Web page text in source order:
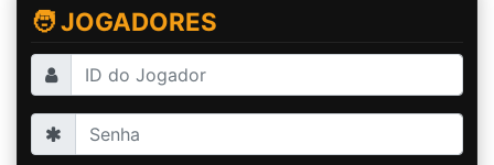
🧑 JOGADORES